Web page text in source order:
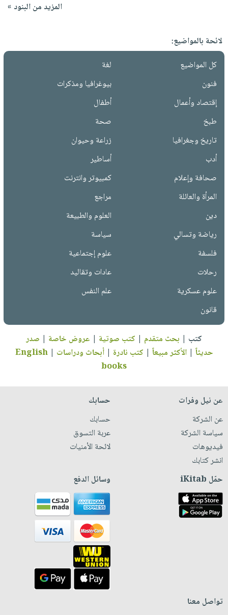
المزيد من البنود »
لائحة بالمواضيع:
كل المواضيع
لغة
فنون
بيوغرافيا ومذكرات
إقتصاد وأعمال
أطفال
طبخ
صحة
تاريخ وجغرافيا
زراعة وحيوان
أدب
أساطير
صحافة وإعلام
كمبيوتر وانترنت
المرأة والعائلة
مراجع
دين
العلوم والطبيعة
رياضة وتسالي
سياسة
فلسفة
علوم إجتماعية
رحلات
عادات وتقاليد
علوم عسكرية
علم النفس
قانون
كتب | بحث متقدم | كتب صوتية | عروض خاصة | صدر
حديثاً |الأكثر مبيعاً | كتب نادرة |أبحاث ودراسات |
English
books
عن نيل وفرات
عن الشركة
سياسة الشركة
فيديوهات
انشر كتابك
حسابك
حسابك
عربة التسوق
لائحة الأمنيات
حمّل iKitab وسائل الدفع
تواصل معنا